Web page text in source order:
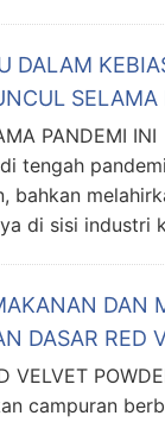
DALAM
SELAMA
PANDEMI
tengah
bahkan
di sisi industri
DAN
DASAR RED
VELVET
campuran